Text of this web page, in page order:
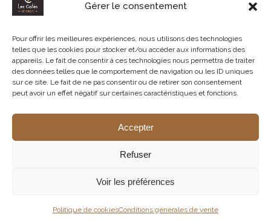
Gérer le consentement
Pour offrir les meilleures expériences, nous utilisons des technologies
telles que les cookies pour stocker et/ou accéder aux informations des
appareils. Le fait de consentir à ces technologies nous permettra de traiter
des données telles que le comportement de navigation ou les ID uniques
sur ce site. Le fait de ne pas consentir ou de retirer son consentement
peut avoir un effet négatif sur certaines caractéristiques et fonctions.
Accepter
Refuser
Voir les préférences
Politique de cookiesConditions générales de vente
15 juin 2020
Bonne fête Maman et Belle-Maman : J-4
3 juin 2020
+ d'infos